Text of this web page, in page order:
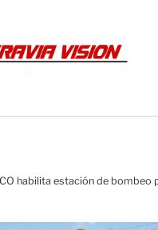
habilita estación de bombeo